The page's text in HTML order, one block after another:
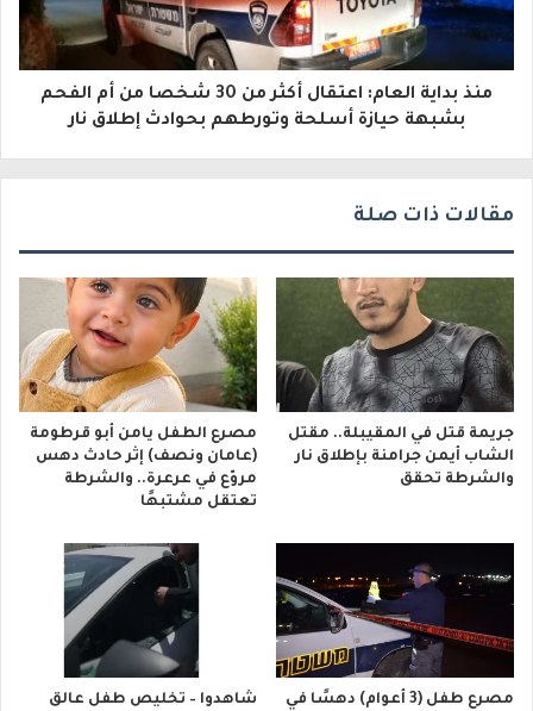
ر
و
منذ بداية العام: اعتقال أكثر من 30 شخصا من أم الفحم
بشبهة حيازة أسلحة وتورطهم بحوادث إطلاق نار
مقالات ذات صلة
جريمة قتل في المقيبلة.. مقتل
الشاب أيمن جرامنة بإطلاق نار
والشرطة تحقق
مصرع الطفل يامن أبو قرطومة
(عامان ونصف) إثر حادث دهس
مروّع في عرعرة.. والشرطة
تعتقل مشتبهًا
مصرع طفل (3 أعوام) دهسًا في
شاهدوا – تخليص طفل عالق